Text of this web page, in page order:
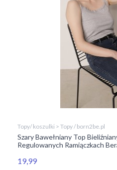
Topy/ koszulki > Topy / born2be.pl
Szary Bawełniany Top
Regulowanych Ramiączkach
19,99